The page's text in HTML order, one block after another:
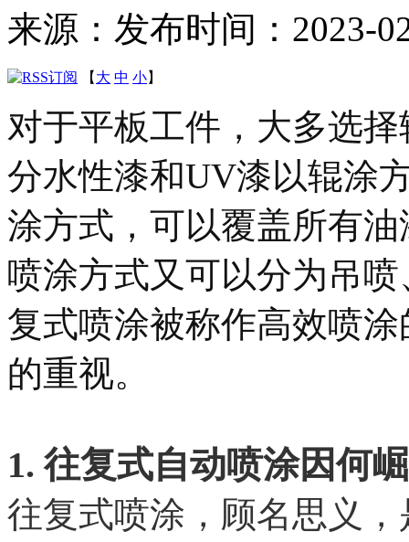
来源： 发布时间：2023-
【 大 中 小】
对于平板工件，大多选
分水性漆和UV漆以辊涂
涂方式，可以覆盖所有
喷涂方式又可以分为吊
复式喷涂被称作高效喷
的重视。
1. 往复式自动喷涂因何
往复式喷涂，顾名思义